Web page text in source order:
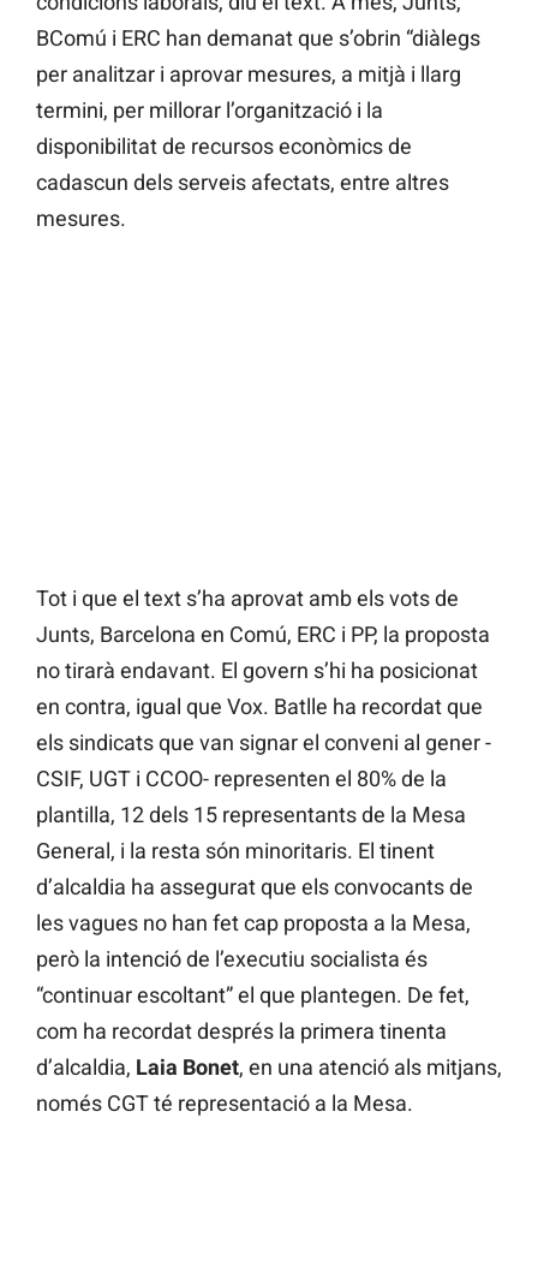
BComú i ERC han demanat que s’obrin “diàlegs
per analitzar i aprovar mesures, a mitjà i llarg
termini, per millorar l’organització i la
disponibilitat de recursos econòmics de
cadascun dels serveis afectats, entre altres
mesures.
Tot i que el text s’ha aprovat amb els vots de
Junts, Barcelona en Comú, ERC i PP, la proposta
no tirarà endavant. El govern s’hi ha posicionat
en contra, igual que Vox. Batlle ha recordat que
els sindicats que van signar el conveni al gener -
CSIF, UGT i CCOO- representen el 80% de la
plantilla, 12 dels 15 representants de la Mesa
General, i la resta són minoritaris. El tinent
d’alcaldia ha assegurat que els convocants de
les vagues no han fet cap proposta a la Mesa,
però la intenció de l’executiu socialista és
“continuar escoltant” el que plantegen. De fet,
com ha recordat després la primera tinenta
d’alcaldia, Laia Bonet, en una atenció als mitjans,
només CGT té representació a la Mesa.